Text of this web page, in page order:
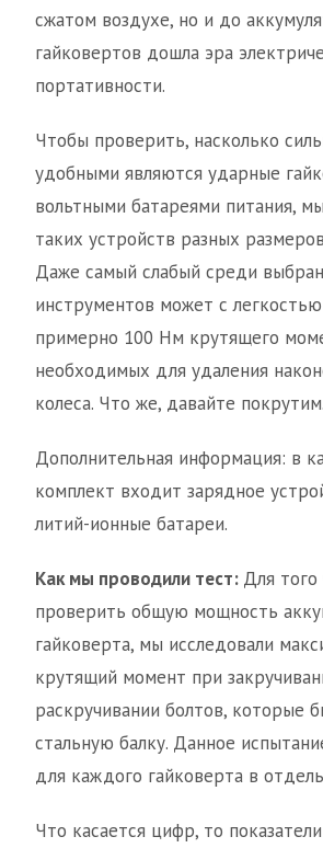
сжатом воздухе, но и до
гайковертов дошла эра
портативности.
Чтобы проверить, насколько
удобными являются ударные
вольтными батареями питания,
таких устройств разных
Даже самый слабый среди
инструментов может с
примерно 100 Нм крутящего
необходимых для удаления
колеса. Что же, давайте покрутим.
Дополнительная информация: в
комплект входит зарядное
литий-ионные батареи.
Как мы проводили тест: Для
проверить общую мощность
гайковерта, мы исследовали
крутящий момент при
раскручивании болтов, которые
стальную балку. Данное
для каждого гайковерта в
Что касается цифр, то